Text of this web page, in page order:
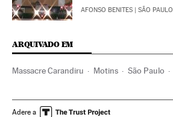
AFONSO BENITES | SÃO PAULO
ARQUIVADO EM
Massacre Carandiru Motins São Paulo
Segurança penitenciária Prisões
Adere a